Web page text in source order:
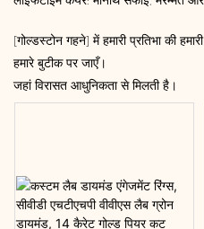
[गोल्डस्टोन गहने] में हमारी प्रतिभा की
हमारे बुटीक पर जाएँ।
जहां विरासत आधुनिकता से मिलती है।